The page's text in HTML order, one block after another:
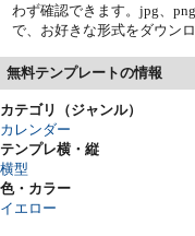
わず確認できます。jpg、
で、お好きな形式をダウン
無料テンプレートの情報
カテゴリ（ジャンル）
カレンダー
テンプレ横・縦
横型
色・カラー
イエロー